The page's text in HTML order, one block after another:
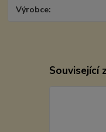
Výrobce
Související